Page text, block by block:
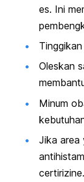
es. Ini
Oleskan
Minum
Jika area
certirizine.